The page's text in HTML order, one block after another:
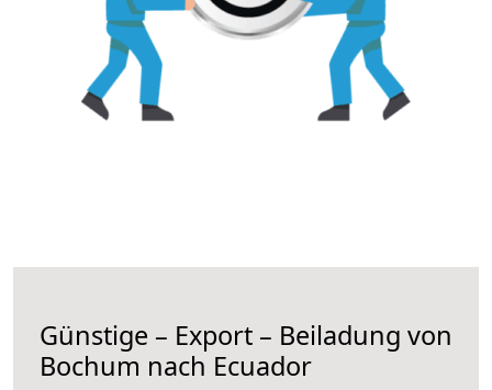
Günstige – Export – Beiladung von
Bochum nach Ecuador